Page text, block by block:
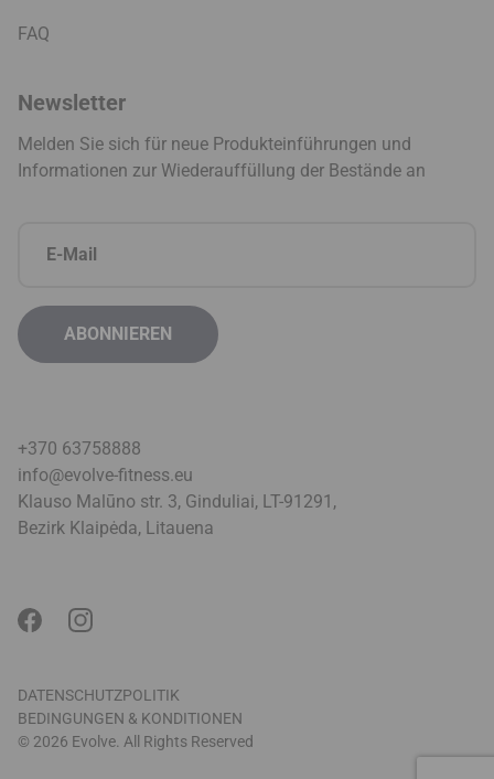
FAQ
Newsletter
Melden Sie sich für neue Produkteinführungen und
Informationen zur Wiederauffüllung der Bestände an
+370 63758888
info@evolve-fitness.eu
Klauso Malūno str. 3, Ginduliai, LT-91291,
Bezirk Klaipėda, Litauena
© 2026 Evolve. All Rights Reserved
DATENSCHUTZPOLITIK
BEDINGUNGEN & KONDITIONEN